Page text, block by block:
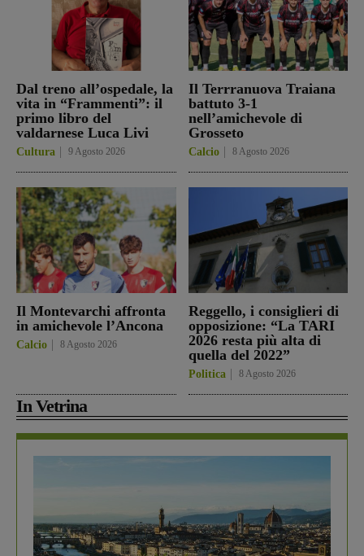
Dal treno all’ospedale, la
vita in “Frammenti”: il
primo libro del
valdarnese Luca Livi
Cultura 9 Agosto 2026
Il Terrranuova Traiana
battuto 3-1
nell’amichevole di
Grosseto
Calcio 8 Agosto 2026
Il Montevarchi affronta
in amichevole l’Ancona
Calcio 8 Agosto 2026
Reggello, i consiglieri di
opposizione: “La TARI
2026 resta più alta di
quella del 2022”
Politica 8 Agosto 2026
In Vetrina